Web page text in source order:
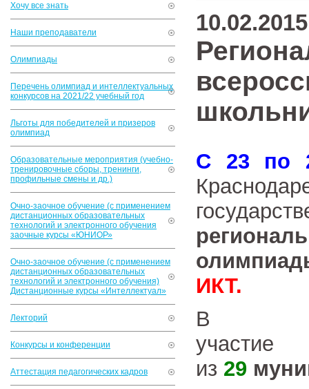
Хочу все знать
Наши преподаватели
Олимпиады
Перечень олимпиад и интеллектуальных
конкурсов на 2021/22 учебный год
Льготы для победителей и призеров
олимпиад
Образовательные мероприятия (учебно-
тренировочные сборы, тренинги,
профильные смены и др.)
Очно-заочное обучение (с применением
дистанционных образовательных
технологий и электронного обучения
заочные курсы «ЮНИОР»
Очно-заочное обучение (с применением
дистанционных образовательных
технологий и электронного обучения)
Дистанционные курсы «Интеллектуал»
Лекторий
Конкурсы и конференции
Аттестация педагогических кадров
10.02.2015
С 23 по
ИКТ.
В
участие
из 29